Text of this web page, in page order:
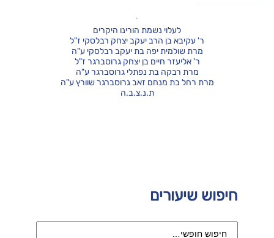
חיפוש שיעורים
לעלוי נשמת הורינו היקרים
ר' עקיבא בן הרב יעקב יצחק רבלסקי ז"ל
מרת שולמית יפה בת יעקב רבלסקי ע"ה
ר' אליעזר חיים בן יצחק גרוסברגר ז"ל
מרת רבקה בת נפתלי גרוסברגר ע"ה
מרת רחל בת מנחם זאב גרוסברגר שוורץ ע"ה
ת.נ.צ.ב.ה